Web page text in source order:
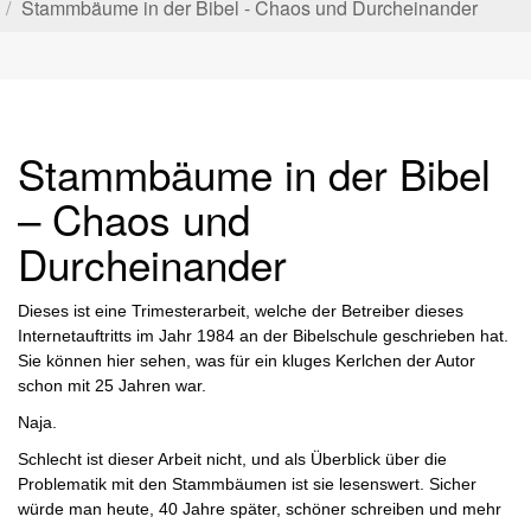
Stammbäume in der Bibel - Chaos und Durcheinander
Stammbäume in der Bibel
– Chaos und
Durcheinander
Dieses ist eine Trimesterarbeit, welche der Betreiber dieses
Internetauftritts im Jahr 1984 an der Bibelschule geschrieben hat.
Sie können hier sehen, was für ein kluges Kerlchen der Autor
schon mit 25 Jahren war.
Naja.
Schlecht ist dieser Arbeit nicht, und als Überblick über die
Problematik mit den Stammbäumen ist sie lesenswert. Sicher
würde man heute, 40 Jahre später, schöner schreiben und mehr